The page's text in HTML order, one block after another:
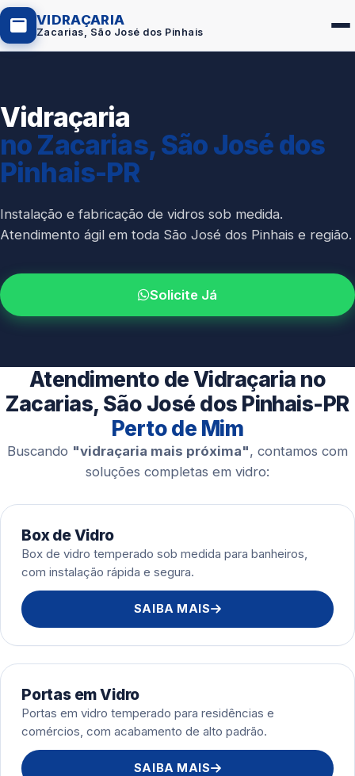
VIDRAÇARIA
Zacarias, São José dos Pinhais
Box de Vidro
Portas em Vidro
Guarda-Corpo
Espelho Sob Medida
Fachada de Vidro
Esquadrias de Alumínio
Vidraçaria
no Zacarias, São José dos
Pinhais-PR
Instalação e fabricação de vidros sob medida.
Atendimento ágil em toda São José dos Pinhais e região.
Solicite Já
Atendimento de Vidraçaria no
Zacarias, São José dos Pinhais-PR
Perto de Mim
Buscando "vidraçaria mais próxima", contamos com
soluções completas em vidro:
Box de Vidro
Box de vidro temperado sob medida para banheiros,
com instalação rápida e segura.
SAIBA MAIS
Portas em Vidro
Portas em vidro temperado para residências e
comércios, com acabamento de alto padrão.
SAIBA MAIS